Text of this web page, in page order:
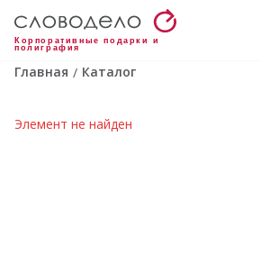
Корпоративные подарки и
полиграфия
Главная / Каталог
Элемент не найден